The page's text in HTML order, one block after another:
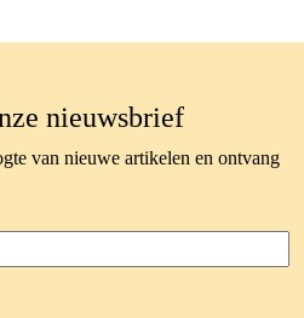
nieuwsbrief
van nieuwe artikelen en ontvang